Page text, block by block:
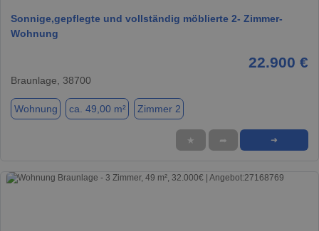
Sonnige,gepflegte und vollständig möblierte 2- Zimmer-
Wohnung
22.900 €
Braunlage, 38700
Wohnung ca. 49,00 m² Zimmer 2
★ ➦ ➜